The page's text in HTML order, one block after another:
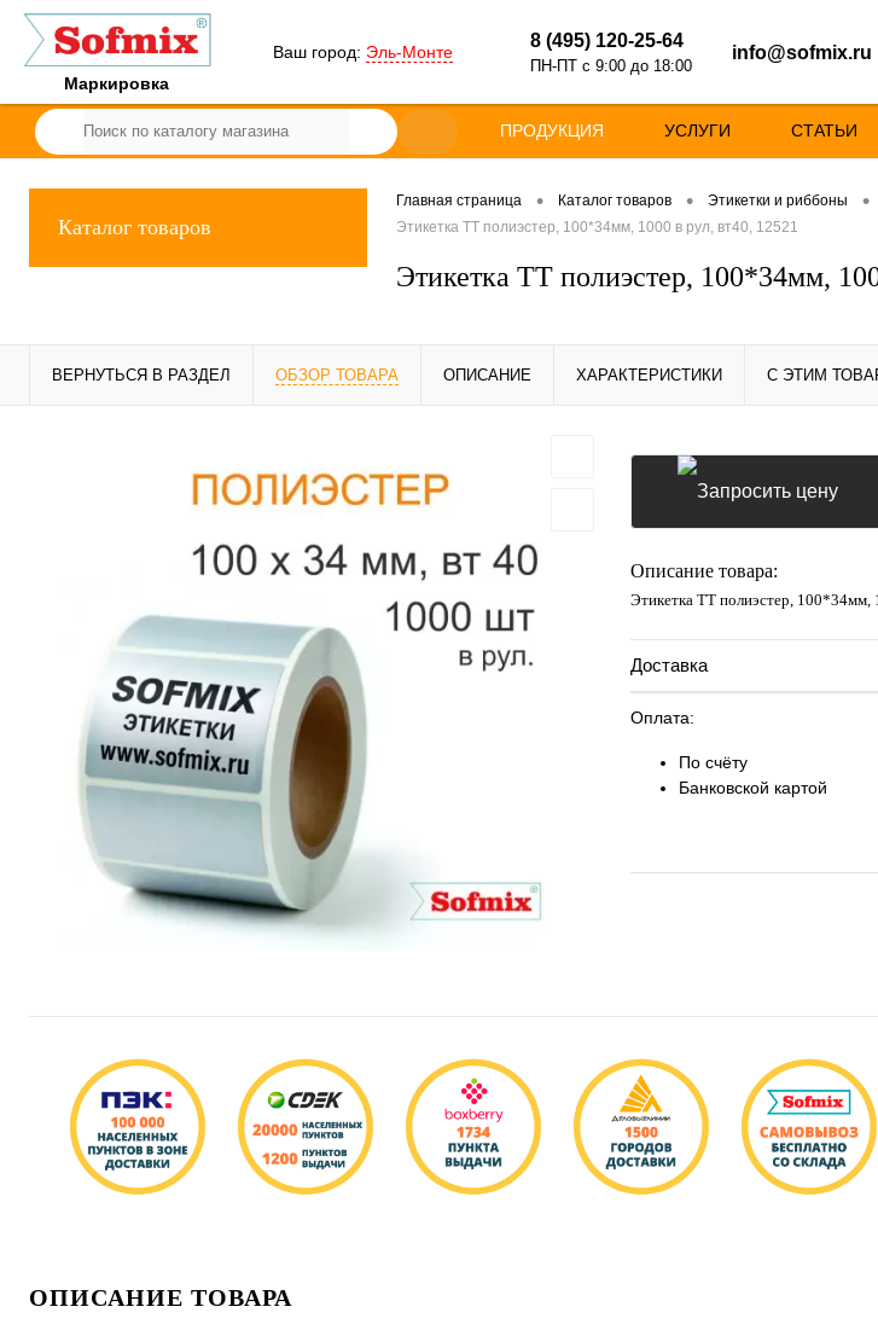
Маркировка
Ваш город: Эль-Монте
8 (495) 120-25-64
ПН-ПТ с 9:00 до 18:00
info@sofmix.ru
ПРОДУКЦИЯ УСЛУГИ СТАТЬИ
Каталог товаров
Главная страница • Каталог товаров • Этикетки и риббоны •
Этикетка ТТ полиэстер, 100*34мм, 1000 в рул, вт40, 12521
Этикетка ТТ полиэстер, 100*34мм,
ВЕРНУТЬСЯ В РАЗДЕЛ ОБЗОР ТОВАРА ОПИСАНИЕ ХАРАКТЕРИСТИКИ С ЭТИМ
Запросить цену
Описание товара:
Этикетка ТТ полиэстер, 100*34мм,
Доставка
Оплата:
По счёту
Банковской картой
ОПИСАНИЕ ТОВАРА